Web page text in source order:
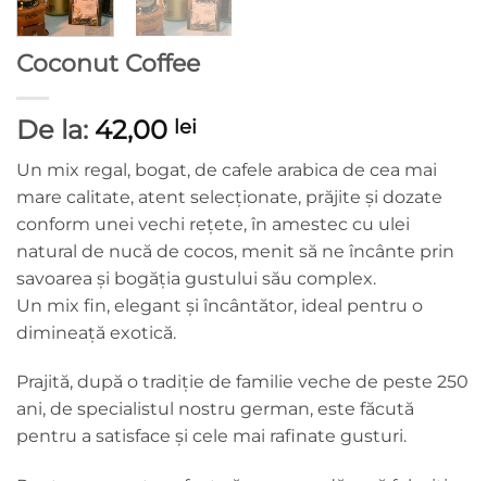
Coconut Coffee
De la: 42,00 lei
Un mix regal, bogat, de cafele arabica de cea mai
mare calitate, atent selecționate, prăjite și dozate
conform unei vechi rețete, în amestec cu ulei
natural de nucă de cocos, menit să ne încânte prin
savoarea și bogăția gustului său complex.
Un mix fin, elegant și încântător, ideal pentru o
dimineață exotică.
Prajită, după o tradiție de familie veche de peste 250
ani, de specialistul nostru german, este făcută
pentru a satisface și cele mai rafinate gusturi.